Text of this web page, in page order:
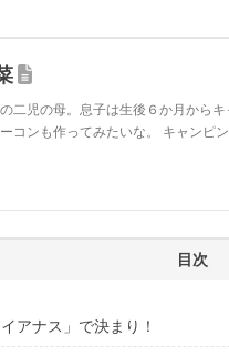
二児の母。息子は生後６か月から
コンも作ってみたいな。 キャンピ
目次
アナス」で決まり！